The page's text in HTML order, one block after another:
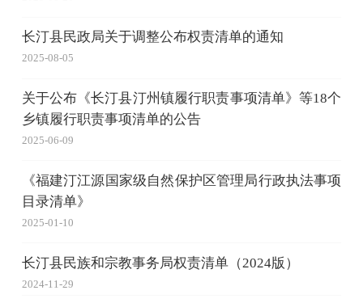
长汀县民政局关于调整公布权责清单的通知
2025-08-05
关于公布《长汀县汀州镇履行职责事项清单》等18个
乡镇履行职责事项清单的公告
2025-06-09
《福建汀江源国家级自然保护区管理局行政执法事项
目录清单》
2025-01-10
长汀县民族和宗教事务局权责清单（2024版）
2024-11-29